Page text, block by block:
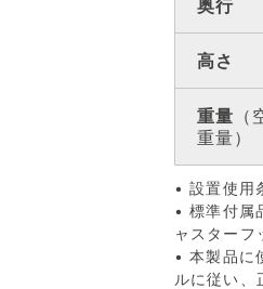
奥行
高さ
重量
重量）
• 設置使
• 標準付属
ャスターフ
• 本製品に
ルに従い、